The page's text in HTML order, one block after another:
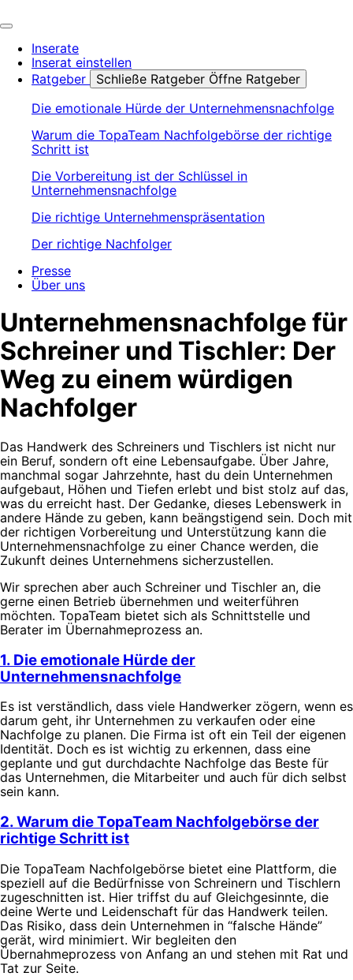
Inserate
Inserat einstellen
Ratgeber
Schließe Ratgeber Öffne Ratgeber
Die emotionale Hürde der Unternehmensnachfolge
Warum die TopaTeam Nachfolgebörse der richtige
Schritt ist
Die Vorbereitung ist der Schlüssel in
Unternehmensnachfolge
Die richtige Unternehmenspräsentation
Der richtige Nachfolger
Presse
Über uns
Unternehmensnachfolge für
Schreiner und Tischler: Der
Weg zu einem würdigen
Nachfolger
Das Handwerk des Schreiners und Tischlers ist nicht nur
ein Beruf, sondern oft eine Lebensaufgabe. Über Jahre,
manchmal sogar Jahrzehnte, hast du dein Unternehmen
aufgebaut, Höhen und Tiefen erlebt und bist stolz auf das,
was du erreicht hast. Der Gedanke, dieses Lebenswerk in
andere Hände zu geben, kann beängstigend sein. Doch mit
der richtigen Vorbereitung und Unterstützung kann die
Unternehmensnachfolge zu einer Chance werden, die
Zukunft deines Unternehmens sicherzustellen.
Wir sprechen aber auch Schreiner und Tischler an, die
gerne einen Betrieb übernehmen und weiterführen
möchten. TopaTeam bietet sich als Schnittstelle und
Berater im Übernahmeprozess an.
1. Die emotionale Hürde der
Unternehmensnachfolge
Es ist verständlich, dass viele Handwerker zögern, wenn es
darum geht, ihr Unternehmen zu verkaufen oder eine
Nachfolge zu planen. Die Firma ist oft ein Teil der eigenen
Identität. Doch es ist wichtig zu erkennen, dass eine
geplante und gut durchdachte Nachfolge das Beste für
das Unternehmen, die Mitarbeiter und auch für dich selbst
sein kann.
2. Warum die TopaTeam Nachfolgebörse der
richtige Schritt ist
Die TopaTeam Nachfolgebörse bietet eine Plattform, die
speziell auf die Bedürfnisse von Schreinern und Tischlern
zugeschnitten ist. Hier triffst du auf Gleichgesinnte, die
deine Werte und Leidenschaft für das Handwerk teilen.
Das Risiko, dass dein Unternehmen in “falsche Hände”
gerät, wird minimiert. Wir begleiten den
Übernahmeprozess von Anfang an und stehen mit Rat und
Tat zur Seite.